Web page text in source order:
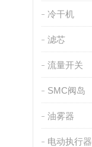
冷干机
滤芯
流量开关
SMC阀岛
油雾器
电动执行器